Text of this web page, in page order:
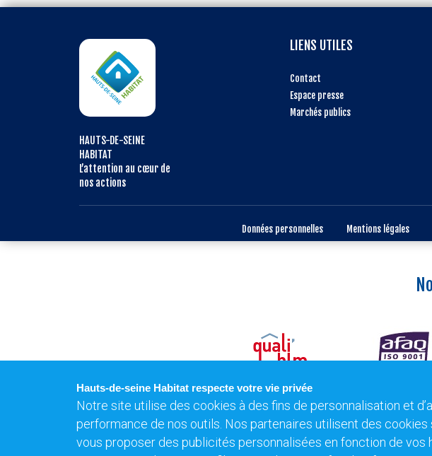
HAUTS-DE-SEINE
HABITAT
L’attention au cœur de
nos actions
LIENS UTILES
Contact
Espace presse
Marchés publics
Données personnelles Mentions légales
Hauts-de-seine Habitat respecte votre vie privée
Notre site utilise des cookies à des fins de personnalisation et
performance de nos outils. Nos partenaires utilisent des
vous proposer des publicités personnalisées en fonction de vos